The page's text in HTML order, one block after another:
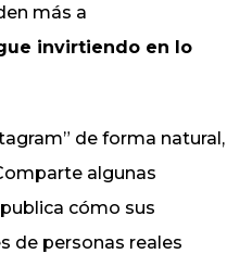
más a
invirtiendo en lo
de forma natural,
algunas
cómo sus
de personas reales